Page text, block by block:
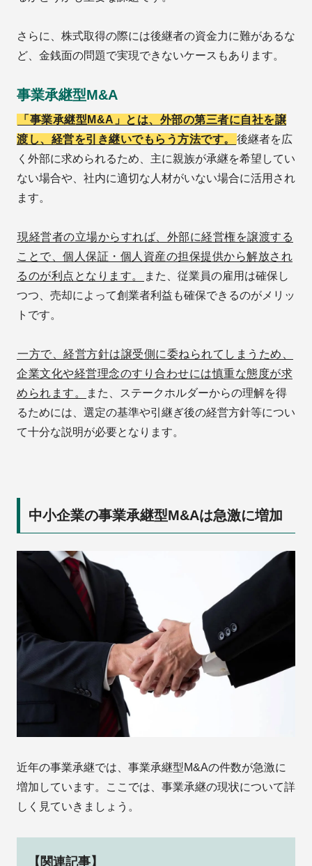
さらに、株式取得の際には後継者の資金力に難があるな
ど、金銭面の問題で実現できないケースもあります。
事業承継型M&A
「事業承継型M&A」とは、外部の第三者に自社を譲
渡し、経営を引き継いでもらう方法です。
後継者を広
く外部に求められるため、主に親族が承継を希望してい
ない場合や、社内に適切な人材がいない場合に活用され
ます。
現経営者の立場からすれば、外部に経営権を譲渡する
ことで、個人保証・個人資産の担保提供から解放され
るのが利点となります。
また、従業員の雇用は確保し
つつ、売却によって創業者利益も確保できるのがメリッ
トです。
一方で、経営方針は譲受側に委ねられてしまうため、
企業文化や経営理念のすり合わせには慎重な態度が求
められます。
また、ステークホルダーからの理解を得
るためには、選定の基準や引継ぎ後の経営方針等につい
て十分な説明が必要となります。
中小企業の事業承継型M&Aは急激に増加
近年の事業承継では、事業承継型M&Aの件数が急激に
増加しています。ここでは、事業承継の現状について詳
しく見ていきましょう。
【関連記事】